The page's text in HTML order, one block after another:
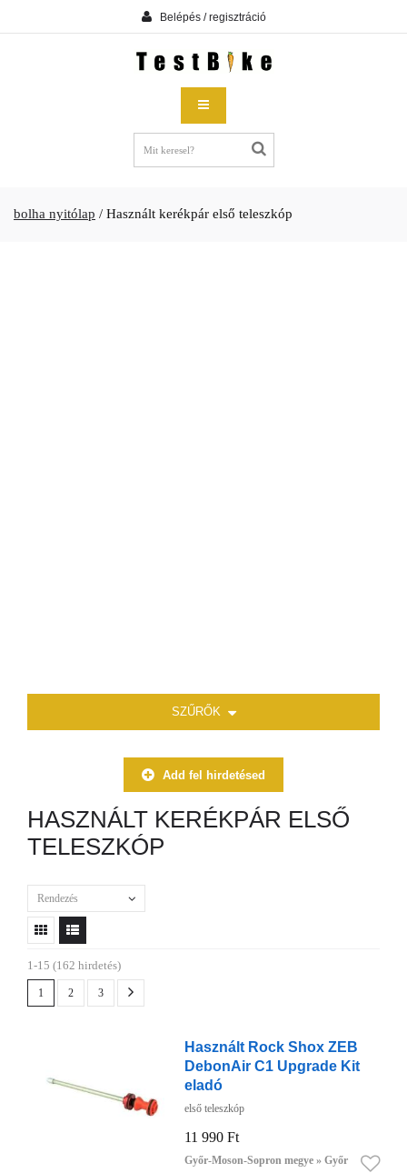
Belépés / regisztráció
bolha nyitólap / Használt kerékpár első teleszkóp
SZŰRŐK
Add fel hirdetésed
HASZNÁLT KERÉKPÁR ELSŐ
TELESZKÓP
Rendezés
1-15 (162 hirdetés)
1 2 3
Használt Rock Shox ZEB
DebonAir C1 Upgrade Kit
eladó
első teleszkóp
11 990 Ft
Győr-Moson-Sopron megye » Győr